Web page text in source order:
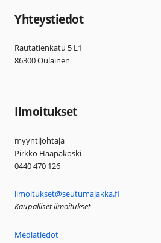
Yhteystiedot
Rautatienkatu 5 L1
86300 Oulainen
Ilmoitukset
myyntijohtaja
Pirkko Haapakoski
0440 470 126
ilmoitukset@seutumajakka.fi
Kaupalliset ilmoitukset
Mediatiedot